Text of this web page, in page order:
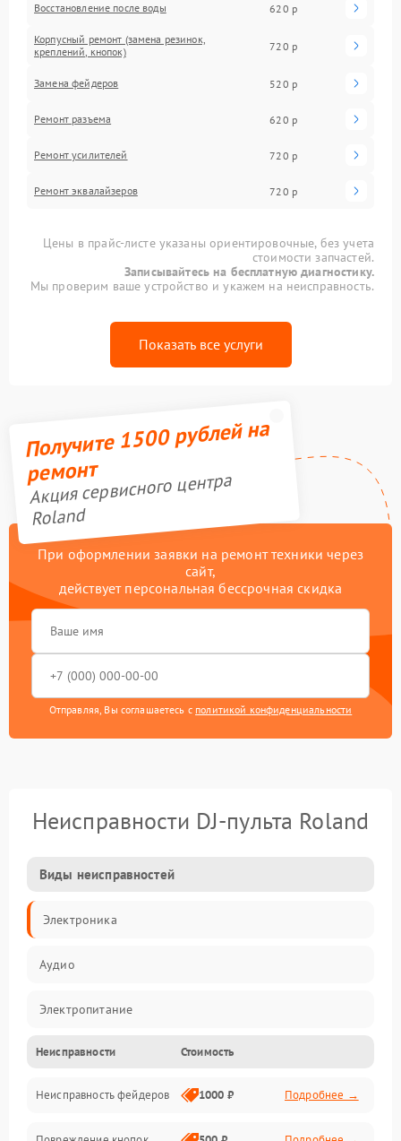
Восстановление после воды 620 р
Корпусный ремонт (замена резинок,
креплений, кнопок)
720 р
Замена фейдеров 520 р
Ремонт разъема 620 р
Ремонт усилителей 720 р
Ремонт эквалайзеров 720 р
Цены в прайс-листе указаны ориентировочные, без учета
стоимости запчастей.
Записывайтесь на бесплатную диагностику.
Мы проверим ваше устройство и укажем на неисправность.
Показать все услуги
Получите 1500 рублей на
ремонт
Акция сервисного центра
Roland
При оформлении заявки на ремонт техники через
сайт,
действует персональная бессрочная скидка
Отправляя, Вы соглашаетесь с политикой конфиденциальности
Неисправности DJ-пульта Roland
Виды неисправностей
Электроника
Аудио
Электропитание
Управление
Интерфейсы
Неисправности Стоимость
Неисправность фейдеров 1000 ₽ Подробнее →